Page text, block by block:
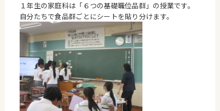
１年生の家庭科は「６つの基礎職位品群」の授業です。
自分たちで食品群ごとにシートを貼り分けます。